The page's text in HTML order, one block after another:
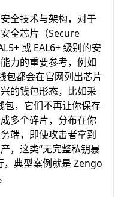
全技术与架构，对于
全芯片（Secure
或 EAL6+ 级别的安
力的重要参考，例如
包都会在官网列出芯片
的钱包形态，比如采
包，它们不再让你保存
多个碎片，分布在你
端，即使攻击者拿到
，这类“无完整私钥暴
，典型案例就是 Zengo